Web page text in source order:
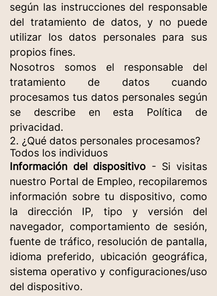
según las instrucciones del responsable
del tratamiento de datos, y no puede
utilizar los datos personales para sus
propios fines.
Nosotros somos el responsable del
tratamiento de datos cuando
procesamos tus datos personales según
se describe en esta Política de
privacidad.
2. ¿Qué datos personales procesamos?
Todos los individuos
Información del dispositivo - Si visitas
nuestro Portal de Empleo, recopilaremos
información sobre tu dispositivo, como
la dirección IP, tipo y versión del
navegador, comportamiento de sesión,
fuente de tráfico, resolución de pantalla,
idioma preferido, ubicación geográfica,
sistema operativo y configuraciones/uso
del dispositivo.